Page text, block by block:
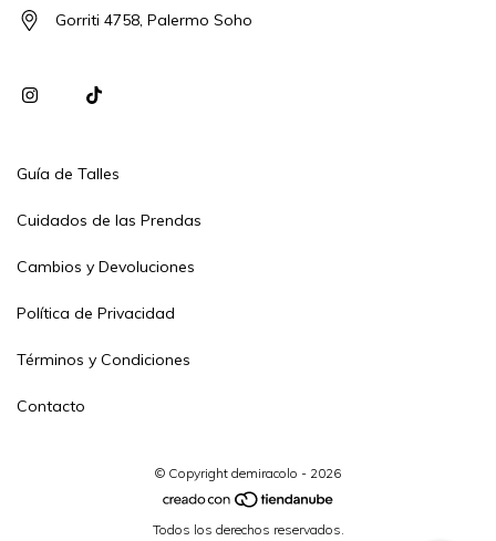
Gorriti 4758, Palermo Soho
Guía de Talles
Cuidados de las Prendas
Cambios y Devoluciones
Política de Privacidad
Términos y Condiciones
Contacto
© Copyright demiracolo - 2026
Todos los derechos reservados.